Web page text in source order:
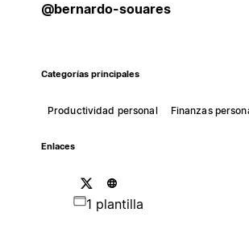
@bernardo-souares
Categorías principales
Productividad personal Finanzas
Enlaces
1 plantilla